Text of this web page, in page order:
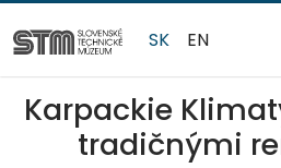
SK EN
Karpackie
tradičnými